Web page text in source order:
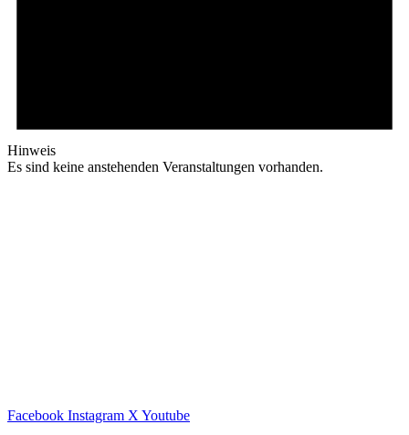
Hinweis
Es sind keine anstehenden Veranstaltungen vorhanden.
Facebook Instagram X Youtube